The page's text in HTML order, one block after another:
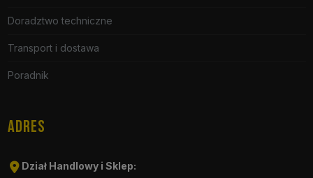
Doradztwo techniczne
Transport i dostawa
Poradnik
ADRES
Dział Handlowy i Sklep: